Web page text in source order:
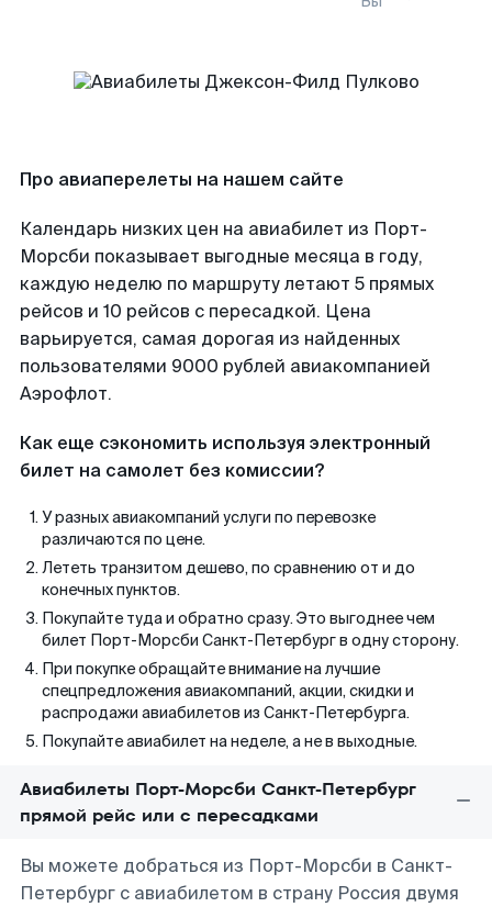
Про авиаперелеты на нашем сайте
Календарь низких цен на авиабилет из Порт-
Морсби показывает выгодные месяца в году,
каждую неделю по маршруту летают 5 прямых
рейсов и 10 рейсов с пересадкой. Цена
варьируется, самая дорогая из найденных
пользователями 9000 рублей авиакомпанией
Аэрофлот.
Как еще сэкономить используя электронный
билет на самолет без комиссии?
У разных авиакомпаний услуги по перевозке
различаются по цене.
Лететь транзитом дешево, по сравнению от и до
конечных пунктов.
Покупайте туда и обратно сразу. Это выгоднее чем
билет Порт-Морсби Санкт-Петербург в одну сторону.
При покупке обращайте внимание на лучшие
спецпредложения авиакомпаний, акции, скидки и
распродажи авиабилетов из Санкт-Петербурга.
Покупайте авиабилет на неделе, а не в выходные.
Авиабилеты Порт-Морсби Санкт-Петербург
прямой рейс или с пересадками
Вы можете добраться из Порт-Морсби в Санкт-
Петербург с авиабилетом в страну Россия двумя